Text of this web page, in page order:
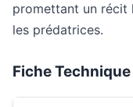
promettant un récit
les prédatrices.
Fiche